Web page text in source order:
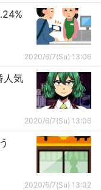
2020/6/7(Su) 13:06
人気
2020/6/7(Su) 13:06
2020/6/7(Su) 13:02